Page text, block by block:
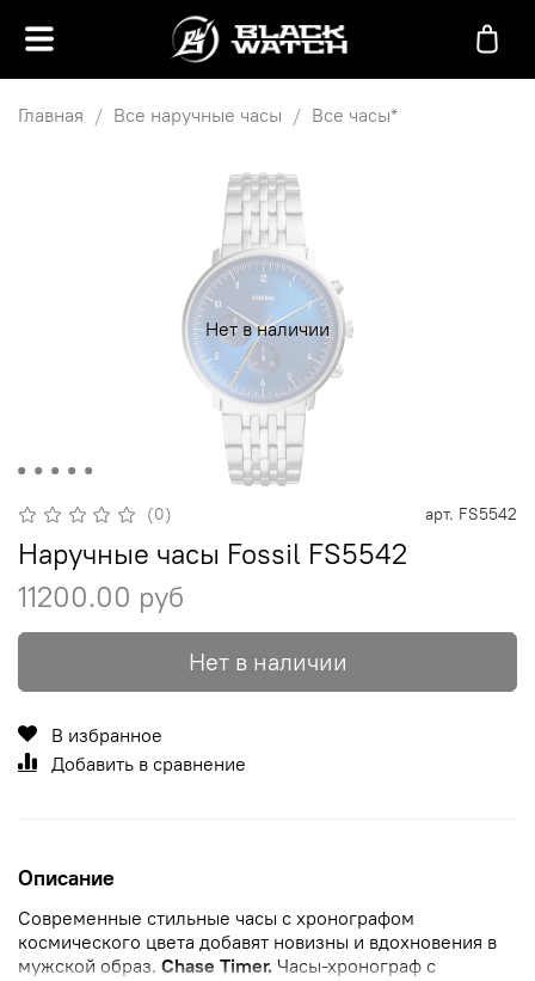
Главная Все наручные часы Все часы*
Нет в наличии
(0) арт. FS5542
Наручные часы Fossil FS5542
11200.00 руб
Нет в наличии
В избранное
Добавить в сравнение
Описание
Современные стильные часы с хронографом
космического цвета добавят новизны и вдохновения в
мужской образ. Chase Timer. Часы-хронограф с